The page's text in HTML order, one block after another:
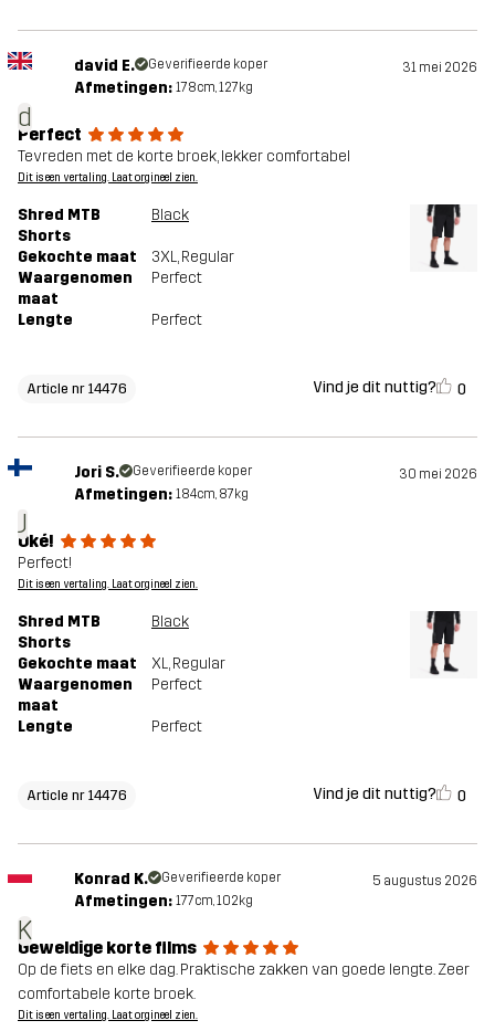
d
david E. Geverifieerde koper 31 mei 2026
Afmetingen: 178cm, 127kg
Perfect
Tevreden met de korte broek, lekker comfortabel
Dit is een vertaling. Laat orgineel zien.
Shred MTB
Shorts
Black
Gekochte maat 3XL, Regular
Waargenomen
maat
Perfect
Lengte Perfect
Article nr 14476 Vind je dit nuttig? 0
J
Jori S. Geverifieerde koper 30 mei 2026
Afmetingen: 184cm, 87kg
Oké!
Perfect!
Dit is een vertaling. Laat orgineel zien.
Shred MTB
Shorts
Black
Gekochte maat XL, Regular
Waargenomen
maat
Perfect
Lengte Perfect
Article nr 14476 Vind je dit nuttig? 0
K
Konrad K. Geverifieerde koper 5 augustus 2026
Afmetingen: 177cm, 102kg
Geweldige korte films
Op de fiets en elke dag. Praktische zakken van goede lengte. Zeer
comfortabele korte broek.
Dit is een vertaling. Laat orgineel zien.